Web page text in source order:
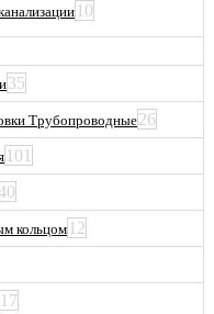
10
35
Трубопроводные26
101
кольцом 12
17